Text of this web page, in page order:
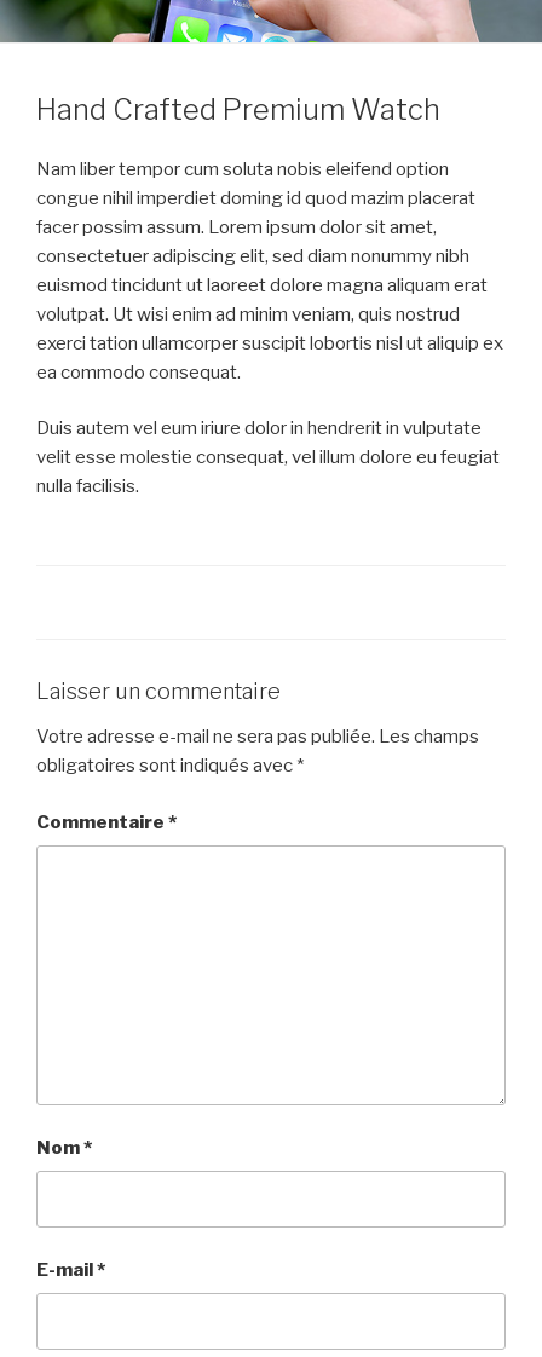
Hand Crafted Premium Watch
Nam liber tempor cum soluta nobis eleifend option
congue nihil imperdiet doming id quod mazim placerat
facer possim assum. Lorem ipsum dolor sit amet,
consectetuer adipiscing elit, sed diam nonummy nibh
euismod tincidunt ut laoreet dolore magna aliquam erat
volutpat. Ut wisi enim ad minim veniam, quis nostrud
exerci tation ullamcorper suscipit lobortis nisl ut aliquip ex
ea commodo consequat.
Duis autem vel eum iriure dolor in hendrerit in vulputate
velit esse molestie consequat, vel illum dolore eu feugiat
nulla facilisis.
Laisser un commentaire
Votre adresse e-mail ne sera pas publiée. Les champs
obligatoires sont indiqués avec *
Commentaire *
Nom*
E-mail*